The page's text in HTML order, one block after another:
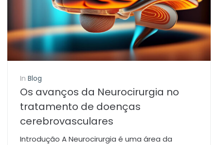
In Blog
Os avanços da Neurocirurgia no
tratamento de doenças
cerebrovasculares
Introdução A Neurocirurgia é uma área da